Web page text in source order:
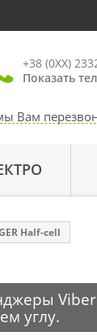
+38 (0XX)
Показать
Вам
Half-cell
углу.